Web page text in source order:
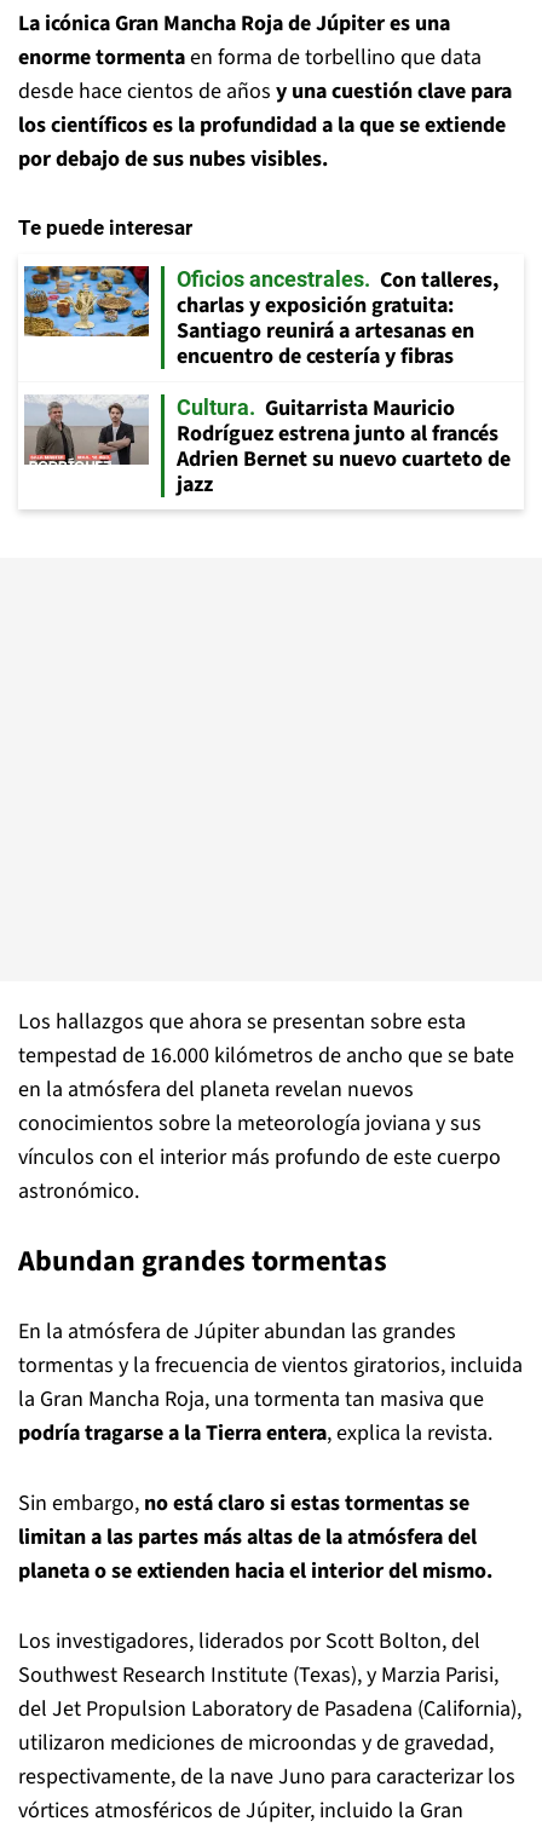
La icónica Gran Mancha Roja de Júpiter es una
enorme tormentaen forma de torbellino que data
desde hace cientos de años y una cuestión clave para
los científicos es la profundidad a la que se extiende
por debajo de sus nubes visibles.
Te puede interesar
Oficios ancestrales
Con talleres,
charlas y exposición gratuita:
Santiago reunirá a artesanas en
encuentro de cestería y fibras
Cultura
Guitarrista Mauricio
Rodríguez estrena junto al francés
Adrien Bernet su nuevo cuarteto de
jazz
Los hallazgos que ahora se presentan sobre esta
tempestad de 16.000 kilómetros de ancho que se bate
en la atmósfera del planeta revelan nuevos
conocimientos sobre la meteorología joviana y sus
vínculos con el interior más profundo de este cuerpo
astronómico.
Abundan grandes tormentas
En la atmósfera de Júpiter abundan las grandes
tormentas y la frecuencia de vientos giratorios, incluida
la Gran Mancha Roja, una tormenta tan masiva que
podría tragarse a la Tierra entera, explica la revista.
Sin embargo, no está claro si estas tormentas se
limitan a las partes más altas de la atmósfera del
planeta o se extienden hacia el interior del mismo.
Los investigadores, liderados por Scott Bolton, del
Southwest Research Institute (Texas), y Marzia Parisi,
del Jet Propulsion Laboratory de Pasadena (California),
utilizaron mediciones de microondas y de gravedad,
respectivamente, de la nave Juno para caracterizar los
vórtices atmosféricos de Júpiter, incluido la Gran